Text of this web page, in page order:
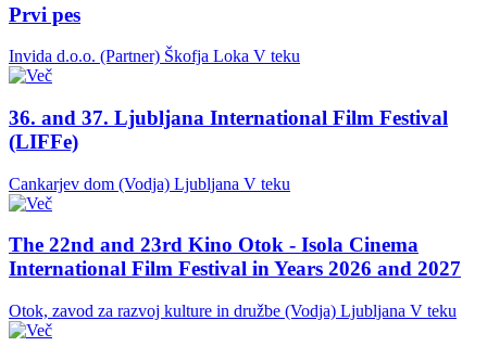
Prvi pes
Invida d.o.o. (Partner) Škofja Loka V teku
36. and 37. Ljubljana International Film Festival
(LIFFe)
Cankarjev dom (Vodja) Ljubljana V teku
The 22nd and 23rd Kino Otok - Isola Cinema
International Film Festival in Years 2026 and 2027
Otok, zavod za razvoj kulture in družbe (Vodja) Ljubljana V teku